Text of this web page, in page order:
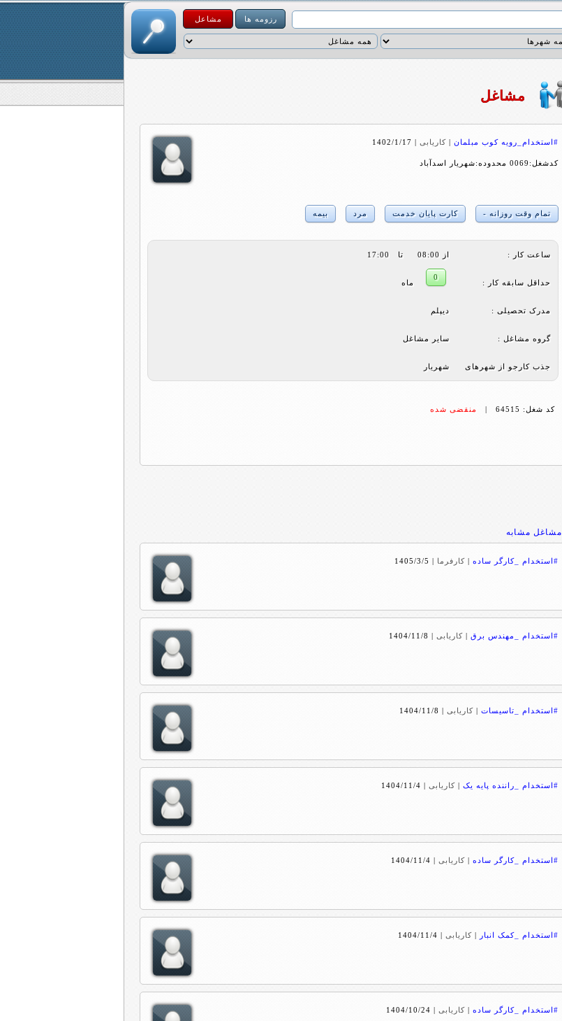
مشاعل رزومه ها
مشاغل
#استخدام_رویه کوب مبلمان| کاریابی|
1402/1/17
کدشغل:0069 محدوده:شهریار اسدآباد
تمام وقت روزانه - کارت پایان خدمت مرد بیمه
ساعت کار : از 08:00 تا 17:00
حداقل سابقه کار :
0
ماه
مدرک تحصیلی : دیپلم
گروه مشاغل : ساير مشاغل
جذب کارجو از شهرهای شهریار
کد شغل: 64515 | منقضی شده
مشاغل مشابه
#استخدام _کارگر ساده | کارفرما |
1405/3/5
#استخدام _مهندس برق | کاریابی|
1404/11/8
#استخدام _تاسیسات | کاریابی|
1404/11/8
#استخدام _راننده پایه یک | کاریابی|
1404/11/4
#استخدام _کارگر ساده | کاریابی|
1404/11/4
#استخدام _کمک انبار | کاریابی|
1404/11/4
#استخدام _کارگر ساده | کاریابی|
1404/10/24